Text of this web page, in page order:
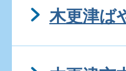
木更津ば